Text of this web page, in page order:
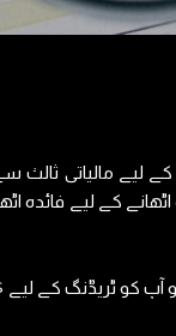
مالیاتی ثالث سے
کے لیے فائدہ